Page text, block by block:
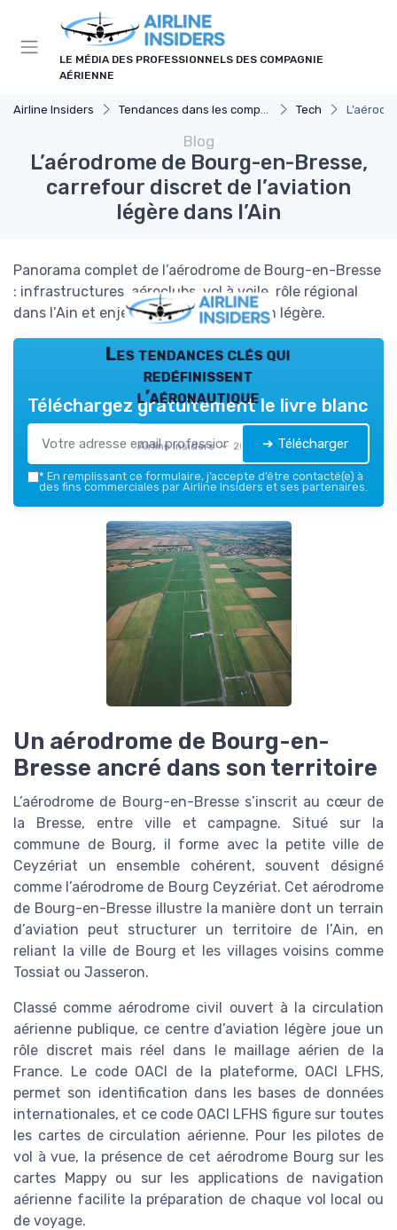
LE MÉDIA DES PROFESSIONNELS DES COMPAGNIE
AÉRIENNE
Airline Insiders Tendances dans les compagnies aériennes Tech
Blog
L’aérodrome de Bourg-en-Bresse,
carrefour discret de l’aviation
légère dans l’Ain
Panorama complet de l’aérodrome de Bourg-en-Bresse
: infrastructures, aéroclubs, vol à voile, rôle régional
dans l’Ain et enjeux futurs de l’aviation légère.
Les tendances clés qui
redéfinissent
l’aéronautique
Airline Insiders — 2026
Téléchargez gratuitement le livre blanc
➔ Télécharger
* En remplissant ce formulaire, j’accepte d’être contacté(e) à
des fins commerciales par Airline Insiders et ses partenaires.
Un aérodrome de Bourg-en-
Bresse ancré dans son territoire
L’aérodrome de Bourg-en-Bresse s’inscrit au cœur de
la Bresse, entre ville et campagne. Situé sur la
commune de Bourg, il forme avec la petite ville de
Ceyzériat un ensemble cohérent, souvent désigné
comme l’aérodrome de Bourg Ceyzériat. Cet aérodrome
de Bourg-en-Bresse illustre la manière dont un terrain
d’aviation peut structurer un territoire de l’Ain, en
reliant la ville de Bourg et les villages voisins comme
Tossiat ou Jasseron.
Classé comme aérodrome civil ouvert à la circulation
aérienne publique, ce centre d’aviation légère joue un
rôle discret mais réel dans le maillage aérien de la
France. Le code OACI de la plateforme, OACI LFHS,
permet son identification dans les bases de données
internationales, et ce code OACI LFHS figure sur toutes
les cartes de circulation aérienne. Pour les pilotes de
vol à vue, la présence de cet aérodrome Bourg sur les
cartes Mappy ou sur les applications de navigation
aérienne facilite la préparation de chaque vol local ou
de voyage.
Panneau de gestion des cookies